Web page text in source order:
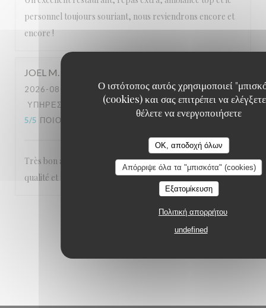
Ο ιστότοπος αυτός χρησιμοποιεί
(cookies) και σας επιτρέπει να ελέγξετε
θέλετε να ενεργοποιήσετε
OK, αποδοχή όλων
Απόρριψε όλα τα "μπισκότα" (cookies)
Εξατομίκευση
Πολιτική απορρήτου
undefined
personnel toujours souriant, nous reviendrons encore et
encore !
JOEL M
2026-08-04
- 12:30 - ΚΑΛΕΣΜΈΝΟΙ 2
ΥΠΗΡΕΣΊΑ
ΑΤΜΌΣΦΑΙΡΑ: 5/5 ΜΕΝΟΎ:
5/5 ΠΟΙΌΤΗΤΑ / ΤΙΜΉ
Très bon accueil , service souriant et efficace , repas de
qualité et un cadre magnifique ! Nous recommandons !!
3